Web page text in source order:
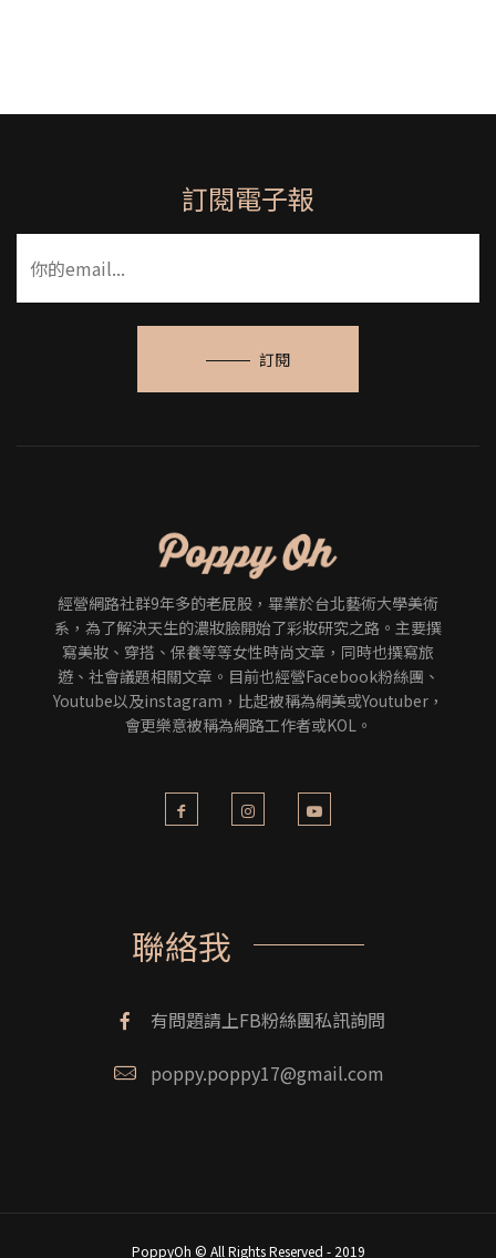
訂閱電子報
訂閱
經營網路社群9年多的老屁股，畢業於台北藝術大學美術
系，為了解決天生的濃妝臉開始了彩妝研究之路。主要撰
寫美妝、穿搭、保養等等女性時尚文章，同時也撰寫旅
遊、社會議題相關文章。目前也經營Facebook粉絲團、
Youtube以及instagram，比起被稱為網美或Youtuber，
會更樂意被稱為網路工作者或KOL。
聯絡我
有問題請上FB粉絲團私訊詢問
poppy.poppy17@gmail.com
PoppyOh © All Rights Reserved - 2019